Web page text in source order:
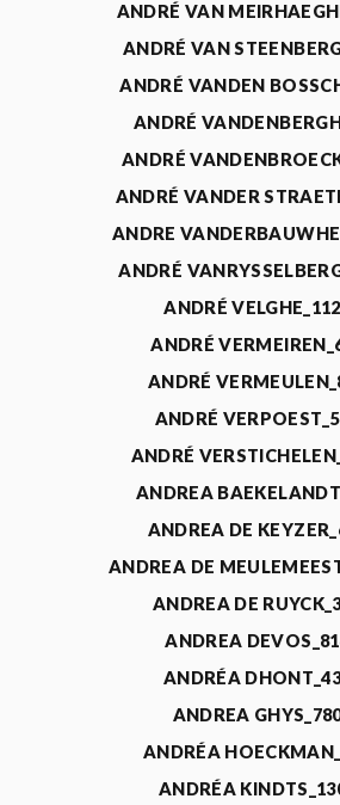
ANDRÉ VAN
ANDRÉ VAN
ANDRÉ VANDEN
ANDRÉ
ANDRÉ
ANDRÉ VANDER
ANDRE
ANDRÉ
ANDRÉ
ANDRÉ
ANDRÉ
ANDRÉ
ANDRÉ
ANDREA
ANDREA DE
ANDREA DE
ANDREA DE
ANDREA
ANDRÉA
ANDREA
ANDRÉA
ANDRÉA